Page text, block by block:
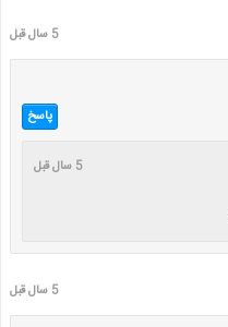
5 سال قبل
پاسخ
5 سال قبل
5 سال قبل